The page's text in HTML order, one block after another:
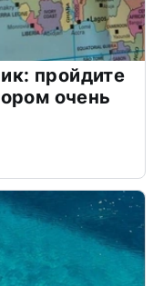
пройдите
очень